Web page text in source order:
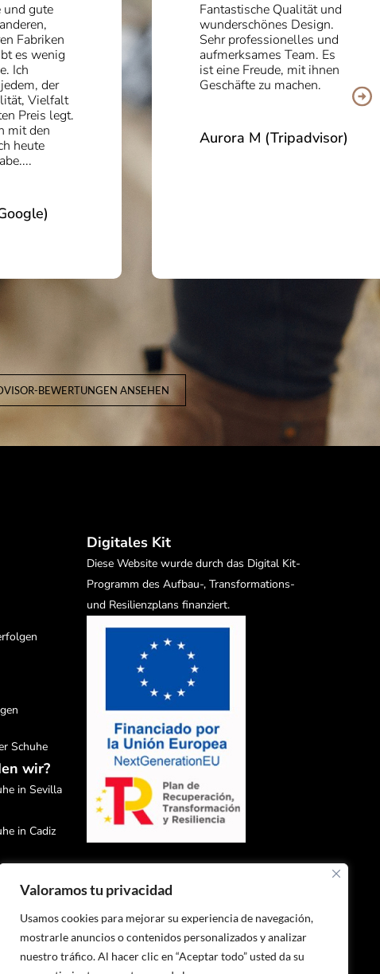
Valoramos tu privacidad
Usamos cookies para mejorar su experiencia de navegación,
mostrarle anuncios o contenidos personalizados y analizar
nuestro tráfico. Al hacer clic en “Aceptar todo” usted da su
gute
wenig
der
Vielfalt
Preis legt.
den
Fantastische Qualität und
wunderschönes Design.
Sehr professionelles und
aufmerksames Team. Es
ist eine Freude, mit ihnen
Geschäfte zu machen.
Aurora M (Tripadvisor)
BEWERTUNGEN ANSEHEN
Schuhe
wir?
in Sevilla
in Cadiz
in Malaga
in Granada
in Huelva
Digitales Kit
Diese Website wurde durch das Digital Kit-
Programm des Aufbau-, Transformations-
und Resilienzplans finanziert.